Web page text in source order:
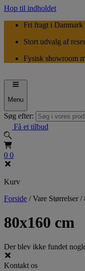
Hop til indholdet
Fri fragt i
Stort udvalg af
Fysisk showroom
Menu
Søg efter:
Få et tilbud
0 0
Kurv
Forside /Vare Størrelser /
80x160 cm
Der blev ikke fundet
Kontakt os